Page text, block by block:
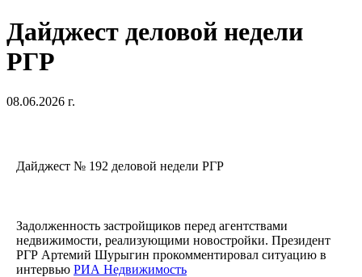
Дайджест деловой недели
РГР
08.06.2026 г.
Дайджест № 192 деловой недели РГР
Задолженность застройщиков перед агентствами
недвижимости, реализующими новостройки. Президент
РГР Артемий Шурыгин прокомментировал ситуацию в
интервью РИА Недвижимость